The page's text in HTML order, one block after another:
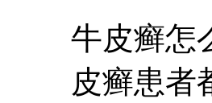
牛皮癣怎
皮癣患者